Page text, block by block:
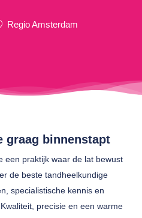
Regio Amsterdam
graag binnenstapt
een praktijk waar de lat bewust
de beste tandheelkundige
specialistische kennis en
precisie en een warme